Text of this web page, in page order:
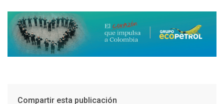
Compartir esta publicación